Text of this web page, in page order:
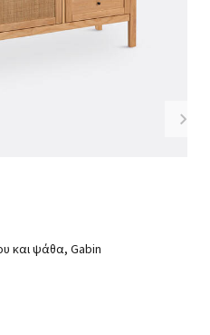
και ψάθα, Gabin